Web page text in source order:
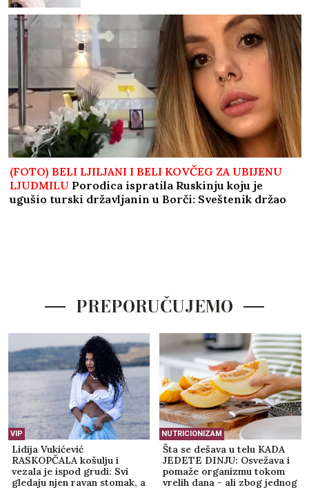
(FOTO) BELI LJILJANI I BELI KOVČEG ZA UBIJENU
LJUDMILUPorodica ispratila Ruskinju koju je
ugušio turski državljanin u Borči: Sveštenik držao
PREPORUČUJEMO
VIP
Lidija Vukićević
RASKOPČALA košulju i
vezala je ispod grudi: Svi
gledaju njen ravan stomak, a
NUTRICIONIZAM
Šta se dešava u telu KADA
JEDETE DINJU: Osvežava i
pomaže organizmu tokom
vrelih dana - ali zbog jednog